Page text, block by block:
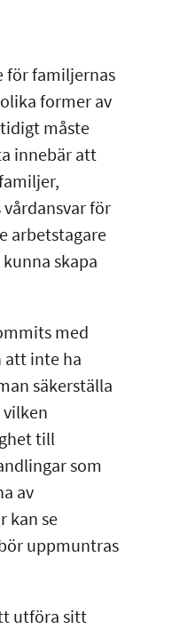
för familjernas
former av
måste
innebär att
för
arbetstagare
skapa
med
att inte ha
säkerställa
till
som
av
kan se
uppmuntras
utföra sitt